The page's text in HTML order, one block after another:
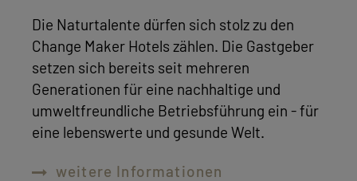
Die Naturtalente dürfen sich stolz zu den
Change Maker Hotels zählen. Die Gastgeber
setzen sich bereits seit mehreren
Generationen für eine nachhaltige und
umweltfreundliche Betriebsführung ein - für
eine lebenswerte und gesunde Welt.
weitere Informationen